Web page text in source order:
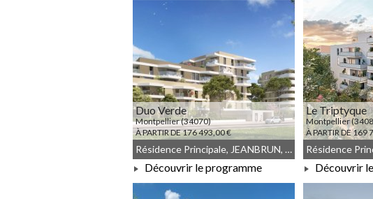
Duo Verde
Montpellier (34070)
À PARTIR DE 176 493,00 €
Résidence Principale, JEANBRUN, Meublé non géré, Droit commun, LLI, LLI_JEANBRUN
Découvrir le programme
Le Triptyque
Montpellier
À PARTIR DE 169
Découvrir